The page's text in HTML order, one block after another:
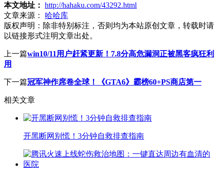
本文地址： http://hahaku.com/43292.html
文章来源：
哈哈库
版权声明： 除非特别标注，否则均为本站原创文章，转载时请
以链接形式注明文章出处。
上一篇win10/11用户赶紧更新！7.8分高危漏洞正被黑客疯狂利
用
下一篇冠军神作席卷全球！《GTA6》霸榜60+PS商店第一
相关文章
开黑断网别慌！3分钟自救排查指南